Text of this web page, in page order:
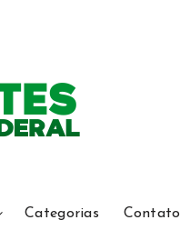
Categorias Contato